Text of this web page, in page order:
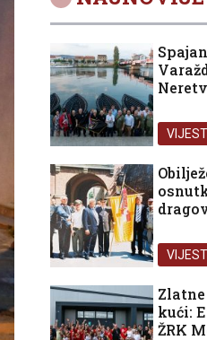
VIJESTI
VIJESTI
kući:
ŽRK